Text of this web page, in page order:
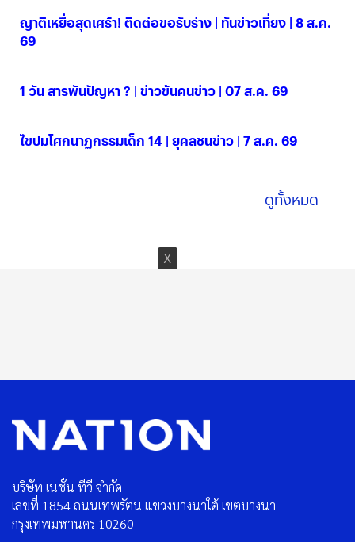
ญาติเหยื่อสุดเศร้า! ติดต่อขอรับร่าง | ทันข่าวเที่ยง | 8 ส.ค.
69
1 วัน สารพันปัญหา ? | ข่าวข้นคนข่าว | 07 ส.ค. 69
ไขปมโศกนาฏกรรมเด็ก 14 | ยุคลชนข่าว | 7 ส.ค. 69
ดูทั้งหมด
บริษัท เนชั่น ทีวี จำกัด
เลขที่ 1854 ถนนเทพรัตน แขวงบางนาใต้ เขตบางนา
กรุงเทพมหานคร 10260